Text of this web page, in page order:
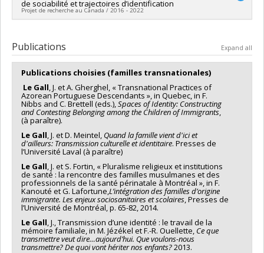
Co-researchers :Josianne Le Gall,Edward Ou Jin Lee
Funding sources:
de sociabilité et trajectoires d’identification
Projet de recherche au Canada / 2016 - 2022
Co-researchers :
Funding sources:CRSH/Conseil de recherches en sciences
humaines du Canada
Grant programs:PVXXXXXX-Subvention Savoir
Publications Expand all
Publications choisies (familles transnationales)
Le Gall, J. et A. Gherghel, « Transnational Practices of
Azorean Portuguese Descendants », in Quebec, in F.
Nibbs and C. Brettell (eds.),Spaces of Identity: Constructing
and Contesting Belonging among the Children of Immigrants,
(à paraître).
Le Gall, J. et D. Meintel, Quand la famille vient d'ici et
d'ailleurs: Transmission culturelle et identitaire. Presses de
l’Université Laval (à paraître)
Le Gall, J. et S. Fortin, « Pluralisme religieux et institutions
de santé : la rencontre des familles musulmanes et des
professionnels de la santé périnatale à Montréal », in F.
Kanouté et G. Lafortune,L’intégration des familles d’origine
immigrante. Les enjeux sociosanitaires et scolaires, Presses de
l’Université de Montréal, p. 65-82, 2014.
Le Gall, J., Transmission d’une identité : le travail de la
mémoire familiale, in M. Jézékel et F.-R. Ouellette, Ce que
transmettre veut dire…aujourd’hui. Que voulons-nous
transmettre? De quoi vont hériter nos enfants?2013.